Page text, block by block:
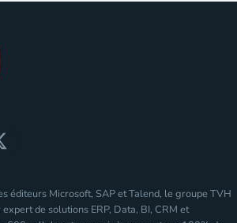
éditeurs Microsoft, SAP et Talend, le groupe TVH
de solutions ERP, Data, BI, CRM et